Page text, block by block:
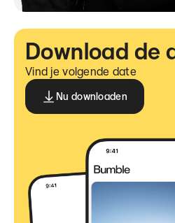
Download de
Vind je volgende date
Nu downloaden